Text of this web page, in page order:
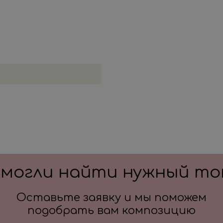
найти нужный
Оставьте заявку и мы поможем
подобрать вам композицию